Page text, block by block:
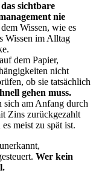
das sichtbare
nie
Wissen, wie es
Wissen im Alltag
dem Papier,
nicht
ob sie tatsächlich
gehen muss.
sich am Anfang durch
Zins zurückgezahlt
meist zu spät ist.
Wer kein